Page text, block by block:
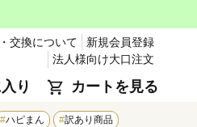
交換について
新規会員登録
法人様向け大口注文
り カートを見る
ハピまん
訳あり商品